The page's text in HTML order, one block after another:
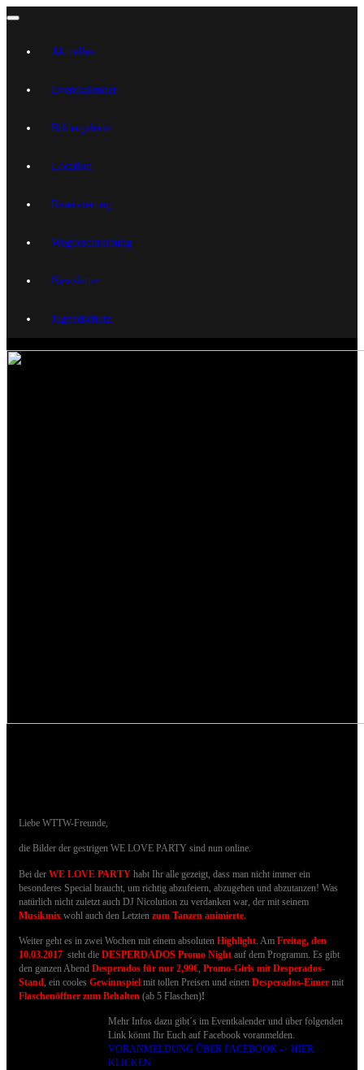
Aktuelles
Eventkalender
Bildergalerie
Location
Reservierung
Wegbeschreibung
Newsletter
Jugendschutz
Liebe WTTW-Freunde,
die Bilder der gestrigen WE LOVE PARTY sind nun online.
Bei der WE LOVE PARTY habt Ihr alle gezeigt, dass man nicht immer ein
besonderes Special braucht, um richtig abzufeiern, abzugehen und abzutanzen! Was
natürlich nicht zuletzt auch DJ Nicolution zu verdanken war, der mit seinem
Musikmix wohl auch den Letzten zum Tanzen animierte.
Weiter geht es in zwei Wochen mit einem absoluten Highlight. Am Freitag, den
10.03.2017 steht die DESPERDADOS Promo Night auf dem Programm. Es gibt
den ganzen Abend Desperados für nur 2,99€, Promo-Girls mit Desperados-
Stand, ein cooles Gewinnspiel mit tollen Preisen und einen Desperados-Eimer mit
Flaschenöffner zum Behalten (ab 5 Flaschen)!
Mehr Infos dazu gibt´s im Eventkalender und über folgenden
Link könnt Ihr Euch auf Facebook voranmelden.
VORANMELDUNG ÜBER FACEBOOK -> HIER
KLICKEN